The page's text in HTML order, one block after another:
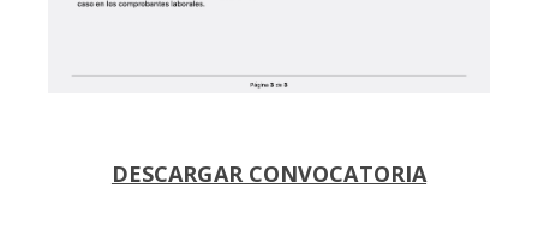
DESCARGAR CONVOCATORIA